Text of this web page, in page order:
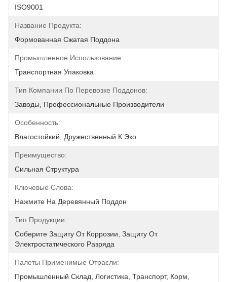
ISO9001
Название Продукта:
Формованная Сжатая Поддона
Промышленное Использование:
Транспортная Упаковка
Тип Компании По Перевозке Поддонов:
Заводы, Профессиональные Производители
Особенность:
Влагостойкий, Дружественный К Эко
Преимущество:
Сильная Структура
Ключевые Слова:
Нажмите На Деревянный Поддон
Тип Продукции:
Соберите Защиту От Коррозии, Защиту От
Электростатического Разряда
Палеты Применимые Отрасли:
Промышленный Склад, Логистика, Транспорт, Корм,